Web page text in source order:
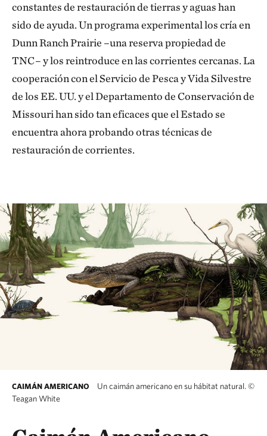
constantes de restauración de tierras y aguas han
sido de ayuda. Un programa experimental los cría en
Dunn Ranch Prairie –una reserva propiedad de
TNC– y los reintroduce en las corrientes cercanas. La
cooperación con el Servicio de Pesca y Vida Silvestre
de los EE. UU. y el Departamento de Conservación de
Missouri han sido tan eficaces que el Estado se
encuentra ahora probando otras técnicas de
restauración de corrientes.
CAIMÁN AMERICANO Un caimán americano en su hábitat natural. ©
Teagan White